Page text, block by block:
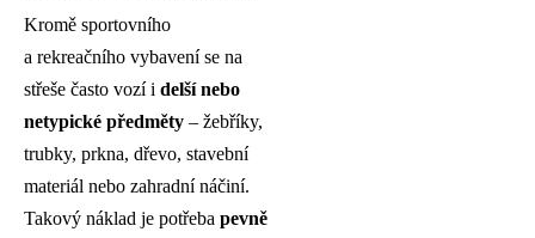
Kromě sportovního
a rekreačního vybavení se na
střeše často vozí i delší nebo
netypické předměty – žebříky,
trubky, prkna, dřevo, stavební
materiál nebo zahradní náčiní.
Takový náklad je potřeba pevně